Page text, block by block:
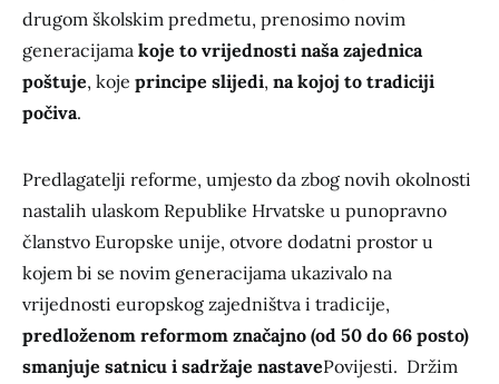
drugom školskim predmetu, prenosimo novim
generacijama koje to vrijednosti naša zajednica
poštuje, koje principe slijedi, na kojoj to tradiciji
počiva.
Predlagatelji reforme, umjesto da zbog novih okolnosti
nastalih ulaskom Republike Hrvatske u punopravno
članstvo Europske unije, otvore dodatni prostor u
kojem bi se novim generacijama ukazivalo na
vrijednosti europskog zajedništva i tradicije,
predloženom reformom značajno (od 50 do 66 posto)
smanjuje satnicu i sadržaje nastavePovijesti. Držim